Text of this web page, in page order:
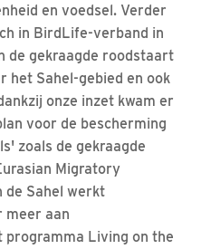
en voedsel. Verder
in BirdLife-verband in
de gekraagde roodstaart
het Sahel-gebied en ook
onze inzet kwam er
voor de bescherming
zoals de gekraagde
Migratory
de Sahel werkt
meer aan
Living on the